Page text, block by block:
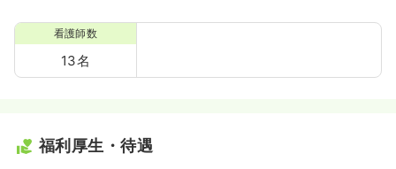
看護師数
13名
福利厚生・待遇